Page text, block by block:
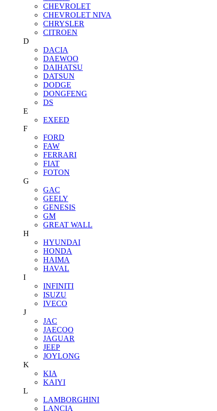
CHEVROLET
CHEVROLET NIVA
CHRYSLER
CITROEN
D
DACIA
DAEWOO
DAIHATSU
DATSUN
DODGE
DONGFENG
DS
E
EXEED
F
FORD
FAW
FERRARI
FIAT
FOTON
G
GAC
GEELY
GENESIS
GM
GREAT WALL
H
HYUNDAI
HONDA
HAIMA
HAVAL
I
INFINITI
ISUZU
IVECO
J
JAC
JAECOO
JAGUAR
JEEP
JOYLONG
K
KIA
KAIYI
L
LAMBORGHINI
LANCIA